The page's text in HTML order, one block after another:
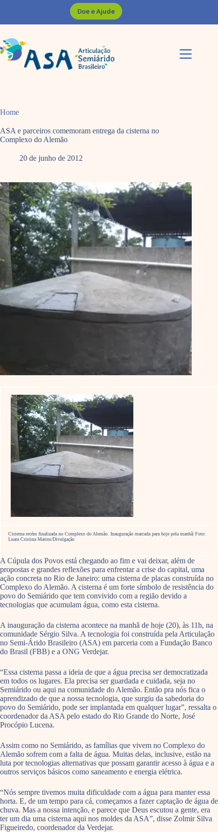
Doe e Ajude
Home
ASA e parceiros comemoram entrega da cisterna no
Complexo do Alemão
20 de junho de 2012
Cisterna recém finalizada no Complexo do Alemão. Inauguração marcada para hoje pela manhã| Foto:
Luara Cristina Marins/Divulgação
A Cúpula dos Povos está chegando ao fim e vai deixar, além de
propostas e grandes reflexões para enfrentar a crise do capital, uma
ação concreta no Rio de Janeiro: uma cisterna de placas construída no
Complexo do Alemão. A cisterna é um forte símbolo de resistência do
povo do Semiárido que tem convivido com a região devido a
tecnologias que acumulam água, como esta cisterna.
A inauguração da cisterna acontece na manhã de hoje (20), às 11h, na
comunidade Sérgio Silva. A tecnologia foi construída pela Articulação
no Semi-Árido Brasileiro (ASA) em parceria com a Fundação Banco
do Brasil (FBB) e a ONG Verdejar.
“Essa cisterna passa a ideia de que a água precisa ser democratizada
em todos os lugares. Ela precisa ser guardada e cuidada, seja no
Semiárido ou aqui na comunidade do Alemão. Então pra nós fica o
aprendizado de que a nossa tecnologia, que surgiu da sabedoria do
povo do Semiárido, pode ser implantada em qualquer lugar”, ressalta o
coordenador da ASA pelo estado do Rio Grande do Norte, José
Procópio Lucena.
Assim como no Semiárido, as famílias que vivem no Complexo do
Alemão sofrem com a falta de água. Muitas delas, inclusive, estão na
luta por tecnologias alternativas que possam garantir acesso à água e a
outros serviços básicos como saneamento e energia elétrica.
“Nós sempre tivemos muita dificuldade com a água para manter essa
horta. E, de um tempo para cá, começamos a fazer captação de água de
chuva. Mas a nossa intenção, e parece que Deus escutou a gente, era
ter um dia uma cisterna aqui nos moldes da ASA”, disse Zolmir Silva
Figueiredo, coordenador da Verdejar.